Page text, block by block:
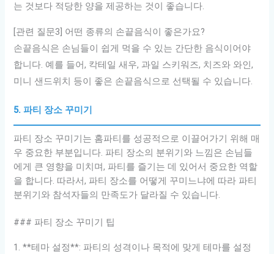
는 것보다 적당한 양을 제공하는 것이 좋습니다.
[관련 질문3] 어떤 종류의 손끝음식이 좋은가요?
손끝음식은 손님들이 쉽게 먹을 수 있는 간단한 음식이어야
합니다. 예를 들어, 칵테일 새우, 과일 스키워즈, 치즈와 와인,
미니 샌드위치 등이 좋은 손끝음식으로 선택될 수 있습니다.
5. 파티 장소 꾸미기
파티 장소 꾸미기는 홈파티를 성공적으로 이끌어가기 위해 매
우 중요한 부분입니다. 파티 장소의 분위기와 느낌은 손님들
에게 큰 영향을 미치며, 파티를 즐기는 데 있어서 중요한 역할
을 합니다. 따라서, 파티 장소를 어떻게 꾸미느냐에 따라 파티
분위기와 참석자들의 만족도가 달라질 수 있습니다.
### 파티 장소 꾸미기 팁
1. **테마 설정**: 파티의 성격이나 목적에 맞게 테마를 설정